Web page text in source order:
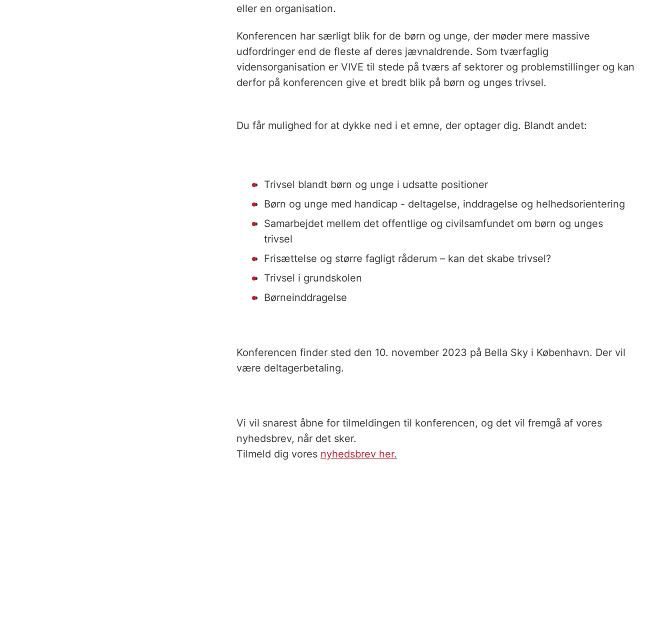
eller en organisation.
Konferencen har særligt blik for de børn og unge, der møder mere massive
udfordringer end de fleste af deres jævnaldrende. Som tværfaglig
vidensorganisation er VIVE til stede på tværs af sektorer og problemstillinger og kan
derfor på konferencen give et bredt blik på børn og unges trivsel.
Du får mulighed for at dykke ned i et emne, der optager dig. Blandt andet:
Trivsel blandt børn og unge i udsatte positioner
Børn og unge med handicap - deltagelse, inddragelse og helhedsorientering
Samarbejdet mellem det offentlige og civilsamfundet om børn og unges
trivsel
Frisættelse og større fagligt råderum – kan det skabe trivsel?
Trivsel i grundskolen
Børneinddragelse
Konferencen finder sted den 10. november 2023 på Bella Sky i København. Der vil
være deltagerbetaling.
Vi vil snarest åbne for tilmeldingen til konferencen, og det vil fremgå af vores
nyhedsbrev, når det sker.
Tilmeld dig vores nyhedsbrev her.